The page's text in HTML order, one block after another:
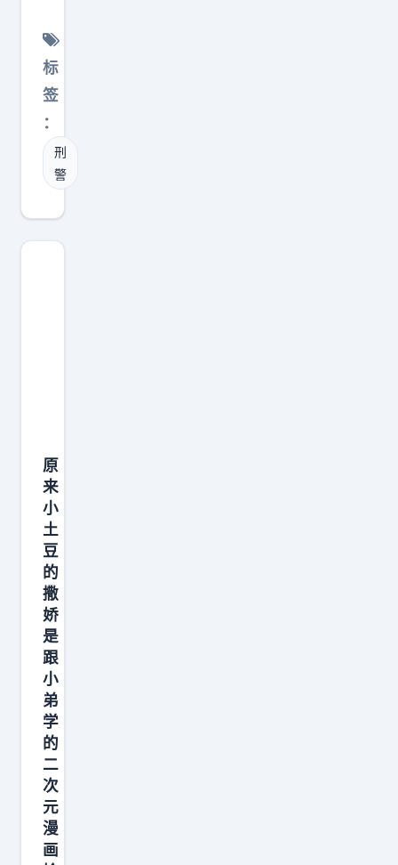
人
收
的
。
也
会
力
k
助
力
红
海
，
青
岛
的
惨
状
不
会
再
有
了
品
对
峙
薙
都
会
一
步
，
，
，
，
草
薙
在
汤
川
家
里
亲
口
听
到
标
签
：
刑
警
原
来
小
土
豆
的
撒
娇
是
跟
小
弟
学
的
二
次
元
漫
画